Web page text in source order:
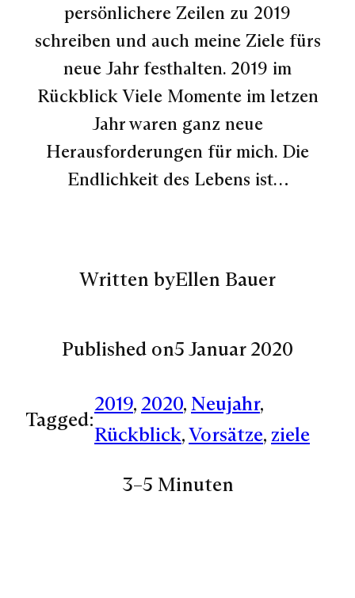
persönlichere Zeilen zu 2019
schreiben und auch meine Ziele fürs
neue Jahr festhalten. 2019 im
Rückblick Viele Momente im letzen
Jahr waren ganz neue
Herausforderungen für mich. Die
Endlichkeit des Lebens ist…
Written byEllen Bauer
Published on5 Januar 2020
Tagged:
2019, 2020, Neujahr
Rückblick, Vorsätze, ziele
3–5 Minuten